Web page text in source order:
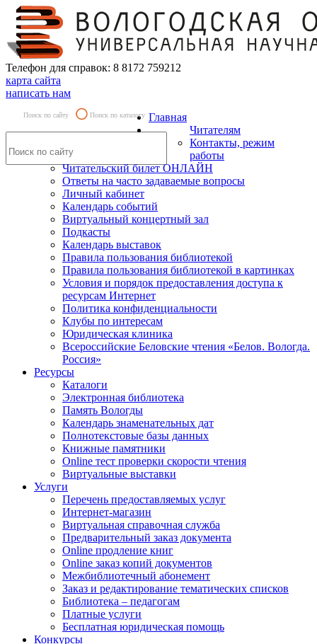
Телефон для справок: 8 8172 759212
карта сайта
написать нам
Поиск по сайту Поиск по каталогу Главная
Читателям
Контакты, режим
работы
Читательский билет ОНЛАЙН
Ответы на часто задаваемые вопросы
Личный кабинет
Календарь событий
Виртуальный концертный зал
Подкасты
Календарь выставок
Правила пользования библиотекой
Правила пользования библиотекой в картинках
Условия и порядок предоставления доступа к
ресурсам Интернет
Политика конфиденциальности
Клубы по интересам
Юридическая клиника
Всероссийские Беловские чтения «Белов. Вологда.
Россия»
Ресурсы
Каталоги
Электронная библиотека
Память Вологды
Календарь знаменательных дат
Полнотекстовые базы данных
Книжные памятники
Online тест проверки скорости чтения
Виртуальные выставки
Услуги
Перечень предоставляемых услуг
Интернет-магазин
Виртуальная справочная служба
Предварительный заказ документа
Online продление книг
Online заказ копий документов
Межбиблиотечный абонемент
Заказ и редактирование тематических списков
Библиотека – педагогам
Платные услуги
Бесплатная юридическая помощь
Конкурсы